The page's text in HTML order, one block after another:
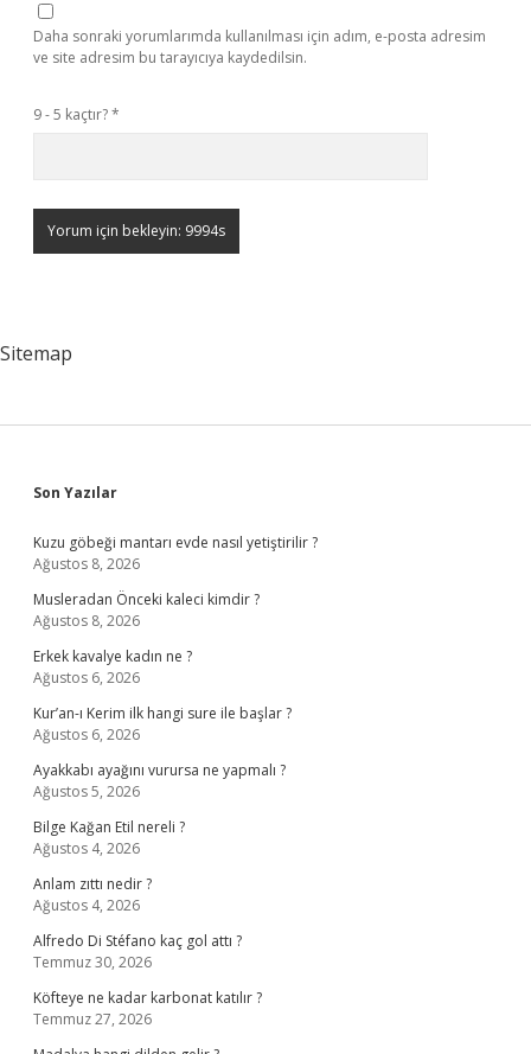
Daha sonraki yorumlarımda kullanılması için adım, e-posta adresim
ve site adresim bu tarayıcıya kaydedilsin.
9 - 5 kaçtır?*
Sitemap
Sidebar
Son Yazılar
Kuzu göbeği mantarı evde nasıl yetiştirilir ?
Ağustos 8, 2026
Musleradan Önceki kaleci kimdir ?
Ağustos 8, 2026
Erkek kavalye kadın ne ?
Ağustos 6, 2026
Kur’an-ı Kerim ilk hangi sure ile başlar ?
Ağustos 6, 2026
Ayakkabı ayağını vurursa ne yapmalı ?
Ağustos 5, 2026
Bilge Kağan Etil nereli ?
Ağustos 4, 2026
Anlam zıttı nedir ?
Ağustos 4, 2026
Alfredo Di Stéfano kaç gol attı ?
Temmuz 30, 2026
Köfteye ne kadar karbonat katılır ?
Temmuz 27, 2026